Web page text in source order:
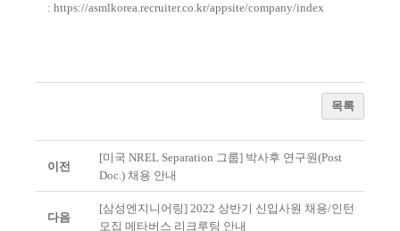
: https://asmlkorea.recruiter.co.kr/appsite/company/index
목록
이전
[미국 NREL Separation 그룹] 박사후 연구원(Post
Doc.) 채용 안내
다음
[삼성엔지니어링] 2022 상반기 신입사원 채용/인턴
모집 메타버스 리크루팅 안내